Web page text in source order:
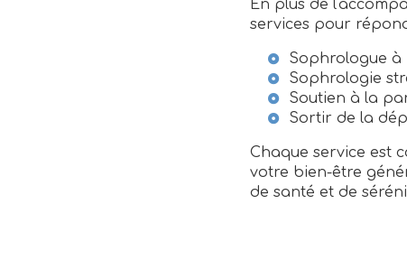
En plus de
services pour
Sophrologue à
Sophrologie
Soutien à la
Sortir de la
Chaque service est
votre bien-être
de santé et de